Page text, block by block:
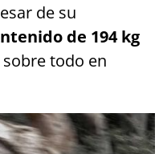
de su
de 194 kg
todo en